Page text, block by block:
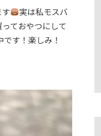
実は私モスバ
ておやつにして
す！楽しみ！